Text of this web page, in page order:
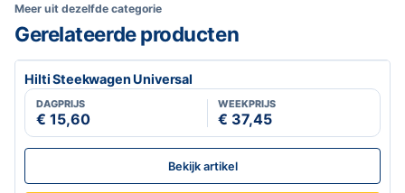
Meer uit dezelfde categorie
Gerelateerde producten
Hilti Steekwagen Universal
DAGPRIJS
€ 15,60
WEEKPRIJS
€ 37,45
Bekijk artikel